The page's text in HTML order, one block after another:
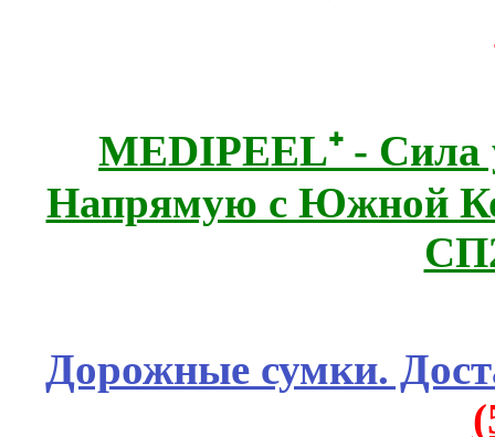
MEDIPEEL⁺ - Сила
Напрямую с Южной
Дорожные сумки.